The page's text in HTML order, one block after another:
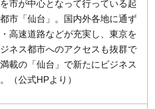
市が中心となって行っている起
市「仙台」。国内外各地に通ず
高速道路などが充実し、東京を
ネス都市へのアクセスも抜群で
載の「仙台」で新たにビジネス
（公式HPより）